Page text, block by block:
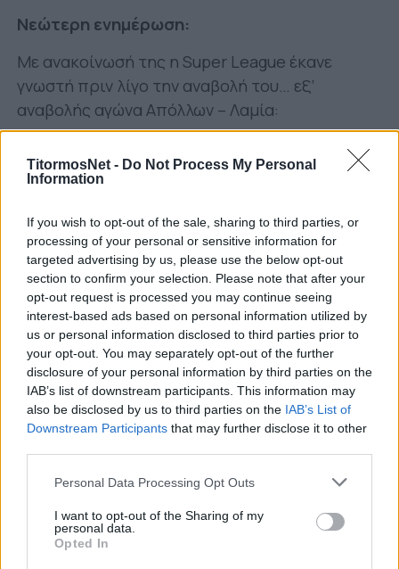
TitormosNet - Do Not Process My Personal
Information
If you wish to opt-out of the sale, sharing to third parties, or
processing of your personal or sensitive information for
targeted advertising by us, please use the below opt-out
section to confirm your selection. Please note that after your
opt-out request is processed you may continue seeing
interest-based ads based on personal information utilized by
us or personal information disclosed to third parties prior to
your opt-out. You may separately opt-out of the further
disclosure of your personal information by third parties on the
IAB’s list of downstream participants. This information may
also be disclosed by us to third parties on the IAB’s List of
Downstream Participants that may further disclose it to other
Personal Data Processing Opt Outs
I want to opt-out of the Sharing of my
personal data.
Opted In
Νεώτερη ενημέρωση:
Με ανακοίνωσή της η Super League έκανε
γνωστή πριν λίγο την αναβολή του… εξ’
αναβολής αγώνα Απόλλων – Λαμία:
Σμύρνης-Λαμία»για την 6η αγωνιστική του
που είχε ορισθεί να διεξαχθεί αύριο Τετάρτη 17
Φεβρουαρίου 2021 και ώρα 17:15,μετατίθεται
για την επόμενη ημέρα(δηλαδή για
τηνΠέμπτη 18 Φεβρουαρίου 2021 και ίδια
ώρα [17:15]) λόγω πιθανολογούμενης
ακαταλληλότητας του γηπέδου, εξ αιτίας της
χιονόπτωσης».
Πηγή:gazzetta.gr